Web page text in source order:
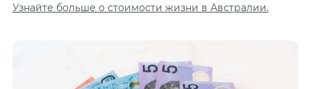
Узнайте больше о стоимости жизни в Австралии.